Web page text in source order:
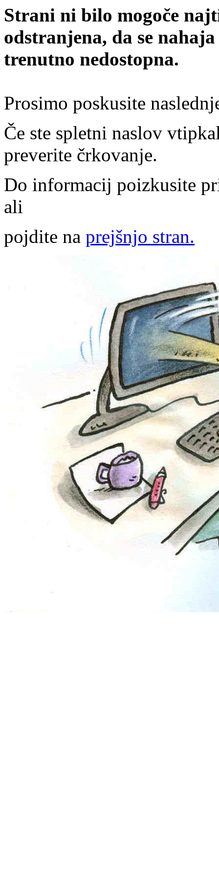
Strani ni bilo mogoče
odstranjena, da se
trenutno nedostopna.
Prosimo poskusite
Če ste spletni naslov
preverite črkovanje.
Do informacij poizkusite
ali
pojdite na prejšnjo stran.